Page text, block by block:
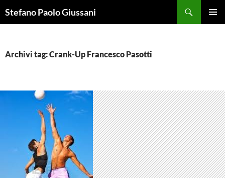
alStefano Paolo Giussani
Archivi tag: Crank-Up Francesco Pasotti